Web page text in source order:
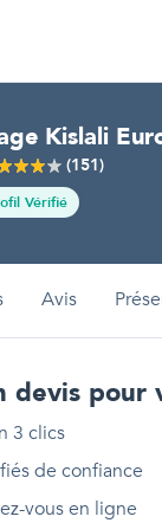
Kislali
(151)
Vérifié
Avis
devis pour
3 clics
de confiance
vous en ligne